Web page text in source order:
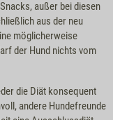
außer bei diesen
aus der neu
möglicherweise
der Hund nichts vom
die Diät konsequent
andere Hundefreunde